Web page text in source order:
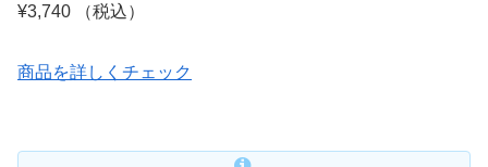
¥3,740 （税込）
商品を詳しくチェック